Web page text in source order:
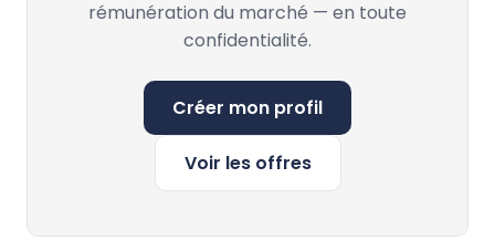
rémunération du marché — en toute
confidentialité.
Créer mon profil
Voir les offres